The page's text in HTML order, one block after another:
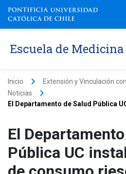
Escuela de Medicina
Inicio keyboard_arrow_right Extensión y Vinculación
Noticias keyboard_arrow_right
El Departamento de Salud Pública
El
Pública UC